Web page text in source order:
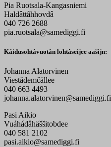
Pia Ruotsala-Kangasniemi
Haldâttâhhovdâ
040 726 2688
pia.ruotsala@samediggi.fi
Káidusohtâvuotân lohtâseijee aašijn:
Johanna Alatorvinen
Viestâdemčällee
040 663 4493
johanna.alatorvinen@samediggi.fi
Pasi Aikio
Vuáhádâhäššitobdee
040 581 2102
pasi.aikio@samediggi.fi